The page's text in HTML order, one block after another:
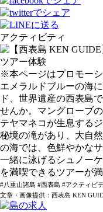
アクティビティ
※本ページはプロモー
エメラルドブルーの海
ド、世界遺産の西表島
せんか。マングローブ
テヤマネコが生息する
秘境の滝があり、大自
の海では、色鮮やかな
一緒に泳げるシュノー
を満喫できるツアーが満
#八重山諸島 #西表島 #アクティビ
文章・画像提供：西表島 KEN